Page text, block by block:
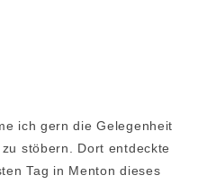
ich gern die Gelegenheit
stöbern. Dort entdeckte
Tag in Menton dieses